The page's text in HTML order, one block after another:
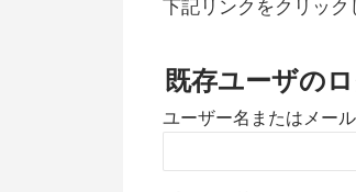
下記リンクをクリック
既存ユーザの
ユーザー名またはメー